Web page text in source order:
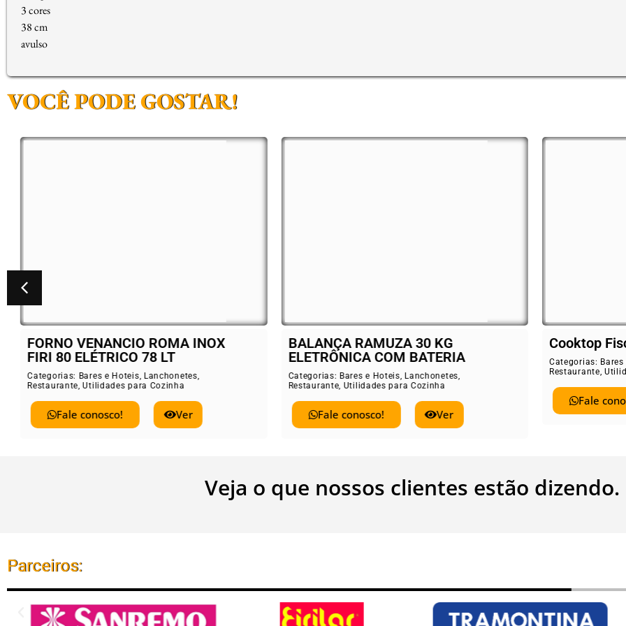
3 cores
38 cm
avulso
VOCÊ PODE GOSTAR!
FORNO VENANCIO ROMA INOX
FIRI 80 ELÉTRICO 78 LT
Categorias:Bares e Hoteis,Lanchonetes,
Restaurante,Utilidades para Cozinha
Fale conosco! Ver
BALANÇA RAMUZA 30 KG
ELETRÔNICA COM BATERIA
Categorias:Bares e Hoteis,Lanchonetes,
Restaurante,Utilidades para Cozinha
Fale conosco! Ver
Cooktop
Categorias:Bares
Restaurante,
Fale
Veja o que nossos clientes estão dizendo.
Parceiros: